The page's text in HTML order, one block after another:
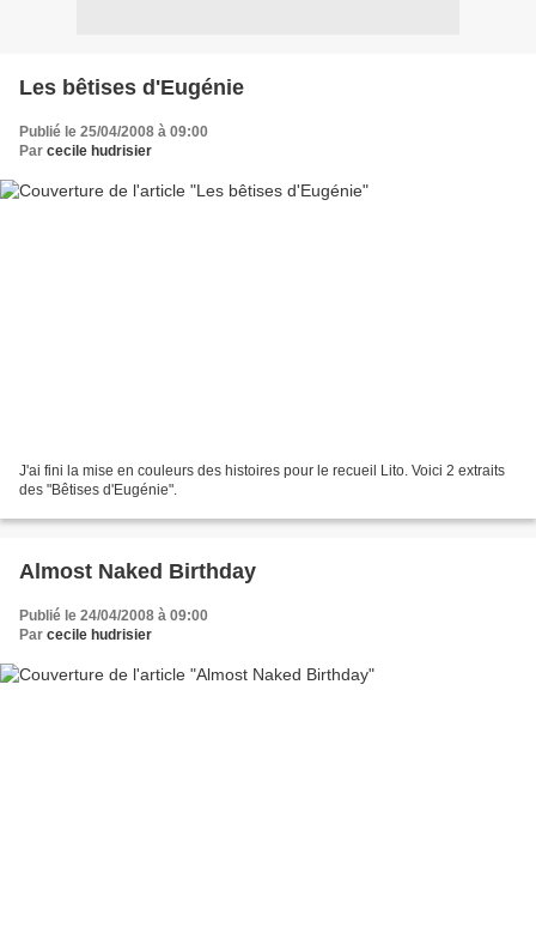
Les bêtises d'Eugénie
Publié le 25/04/2008 à 09:00
Par cecile hudrisier
J'ai fini la mise en couleurs des histoires pour le recueil Lito. Voici 2 extraits
des "Bêtises d'Eugénie".
Almost Naked Birthday
Publié le 24/04/2008 à 09:00
Par cecile hudrisier